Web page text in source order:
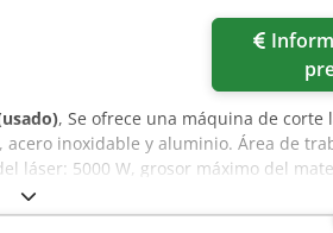
, Se ofrece una máquina de corte
inoxidable y aluminio. Área de
láser: 5000 W, grosor máximo del
mm. Incluye diversos periféricos y
mm/5500 mm/2300 mm, peso: